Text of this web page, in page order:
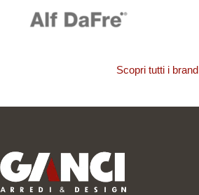
Scopri tutti i brand